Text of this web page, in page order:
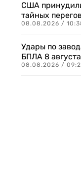
США
тайных
08.08.2026 /
Удары по
БПЛА 8 августа
08.08.2026 /